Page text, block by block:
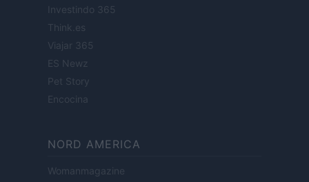
Investindo 365
Think.es
Viajar 365
ES Newz
Pet Story
Encocina
NORD AMERICA
Womanmagazine